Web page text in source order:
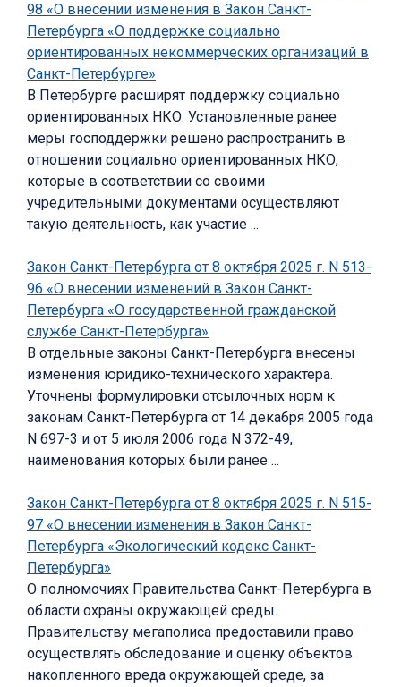
98 «О внесении изменения в Закон Санкт-
Петербурга «О поддержке социально
ориентированных некоммерческих организаций в
Санкт-Петербурге»
В Петербурге расширят поддержку социально
ориентированных НКО. Установленные ранее
меры господдержки решено распространить в
отношении социально ориентированных НКО,
которые в соответствии со своими
учредительными документами осуществляют
такую деятельность, как участие ...
Закон Санкт-Петербурга от 8 октября 2025 г. N 513-
96 «О внесении изменений в Закон Санкт-
Петербурга «О государственной гражданской
службе Санкт-Петербурга»
В отдельные законы Санкт-Петербурга внесены
изменения юридико-технического характера.
Уточнены формулировки отсылочных норм к
законам Санкт-Петербурга от 14 декабря 2005 года
N 697-3 и от 5 июля 2006 года N 372-49,
наименования которых были ранее ...
Закон Санкт-Петербурга от 8 октября 2025 г. N 515-
97 «О внесении изменения в Закон Санкт-
Петербурга «Экологический кодекс Санкт-
Петербурга»
О полномочиях Правительства Санкт-Петербурга в
области охраны окружающей среды.
Правительству мегаполиса предоставили право
осуществлять обследование и оценку объектов
накопленного вреда окружающей среде, за